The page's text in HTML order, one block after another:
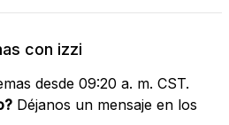
con izzi
desde 09:20 a. m. CST.
Déjanos un mensaje en los